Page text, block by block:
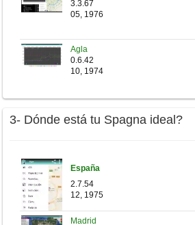
3.3.67
05, 1976
Agla
0.6.42
10, 1974
3- Dónde está tu Spagna ideal?
España
2.7.54
12, 1975
Madrid